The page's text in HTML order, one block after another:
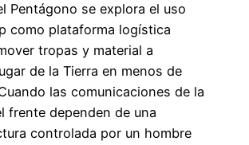
Pentágono se explora el uso
como plataforma logística
tropas y material a
de la Tierra en menos de
las comunicaciones de la
frente dependen de una
controlada por un hombre